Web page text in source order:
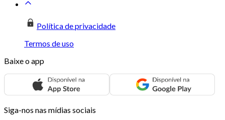
Política de privacidade
Termos de uso
Baixe o app
Siga-nos nas mídias sociais